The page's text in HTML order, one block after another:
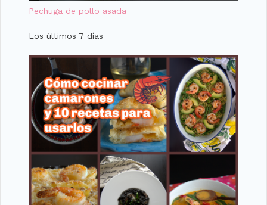
Pechuga de pollo asada
Los últimos 7 días